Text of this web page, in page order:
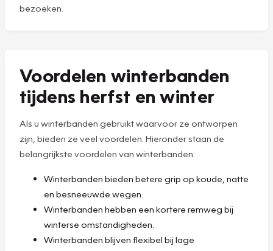
bezoeken.
Voordelen winterbanden
tijdens herfst en winter
Als u winterbanden gebruikt waarvoor ze ontworpen
zijn, bieden ze veel voordelen. Hieronder staan de
belangrijkste voordelen van winterbanden:
Winterbanden bieden betere grip op koude, natte
en besneeuwde wegen.
Winterbanden hebben een kortere remweg bij
winterse omstandigheden.
Winterbanden blijven flexibel bij lage